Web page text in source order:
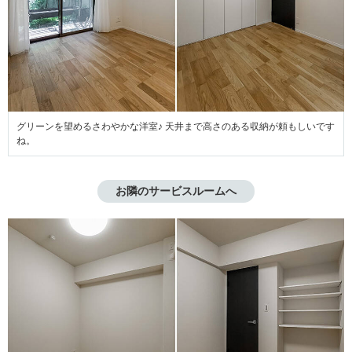
グリーンを望めるさわやかな洋室♪ 天井まで高さのある収納が頼もしいです
ね。
お隣のサービスルームへ